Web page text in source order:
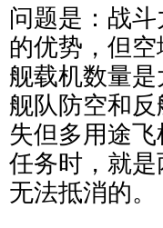
问题是：战
的优势，但
舰载机数量
舰队防空和
失但多用途
任务时，就
无法抵消的。